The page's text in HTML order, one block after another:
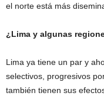
el norte está más
¿Lima y algunas
Lima ya tiene un par y
selectivos, progresivos
también tienen sus